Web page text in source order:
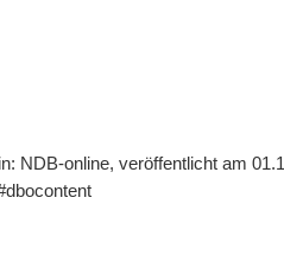
NDB-online, veröffentlicht am